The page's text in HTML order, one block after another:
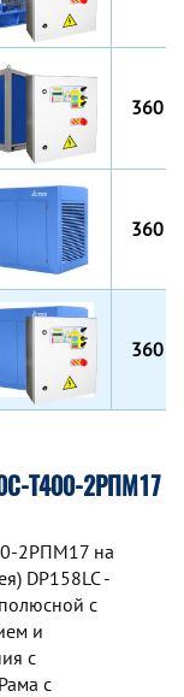
360
360
360
Т400-2РПМ17
2РПМ17 на
DP158LC -
с
и
с
с